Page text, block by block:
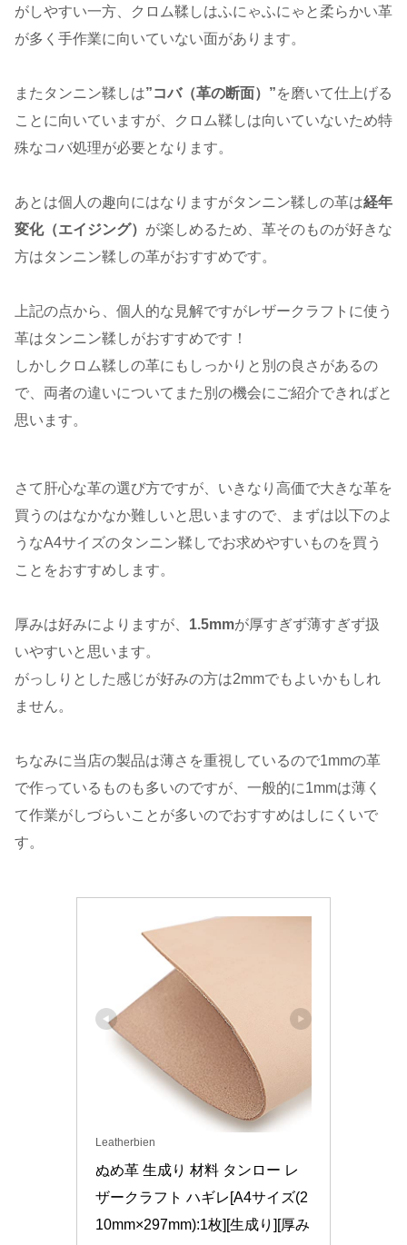
がしやすい一方、クロム鞣しはふにゃふにゃと柔らかい革
が多く手作業に向いていない面があります。
またタンニン鞣しは”コバ（革の断面）”を磨いて仕上げる
ことに向いていますが、クロム鞣しは向いていないため特
殊なコバ処理が必要となります。
あとは個人の趣向にはなりますがタンニン鞣しの革は経年
変化（エイジング） が楽しめるため、革そのものが好きな
方はタンニン鞣しの革がおすすめです。
上記の点から、個人的な見解ですがレザークラフトに使う
革はタンニン鞣しがおすすめです！
しかしクロム鞣しの革にもしっかりと別の良さがあるの
で、両者の違いについてまた別の機会にご紹介できればと
思います。
さて肝心な革の選び方ですが、いきなり高価で大きな革を
買うのはなかなか難しいと思いますので、まずは以下のよ
うなA4サイズのタンニン鞣しでお求めやすいものを買う
ことをおすすめします。
厚みは好みによりますが、 1.5mmが厚すぎず薄すぎず扱
いやすいと思います。
がっしりとした感じが好みの方は2mmでもよいかもしれ
ません。
ちなみに当店の製品は薄さを重視しているので1mmの革
で作っているものも多いのですが、一般的に1mmは薄く
て作業がしづらいことが多いのでおすすめはしにくいで
す。
Leatherbien
ぬめ革 生成り 材料 タンロー レ
ザークラフト ハギレ[A4サイズ(2
10mm×297mm):1枚][生成り][厚み